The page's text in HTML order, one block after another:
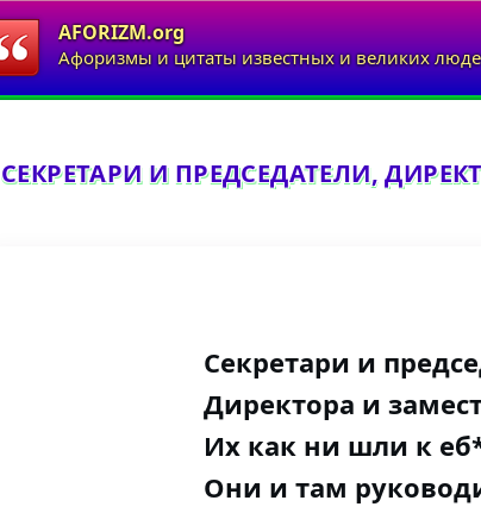
AFORIZM.org
Афоризмы и цитаты известных и великих
СЕКРЕТАРИ И ПРЕДСЕДАТЕЛИ,
Секретари и
Директора и
Их как ни шли к
Они и там